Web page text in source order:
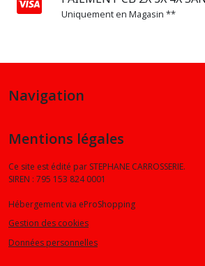
Uniquement en Magasin **
DISTRIBUTION
CHAÎNE
DISTRIBUTION
(2)
AMORTISSEURS
INJECTION
(1)
Navigation
Mentions légales
Ce site est édité par STEPHANE CARROSSERIE.
SIREN : 795 153 824 0001
Hébergement via eProShopping
Gestion des cookies
Données personnelles